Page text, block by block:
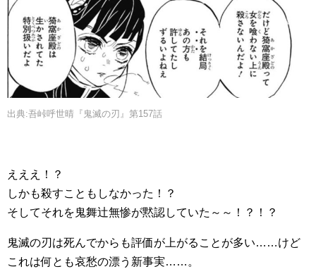
出典:吾峠呼世晴『鬼滅の刃』第157話
えええ！？
しかも殺すこともしなかった！？
そしてそれを鬼舞辻無惨が黙認していた～～！？！？
鬼滅の刃は死んでからも評価が上がることが多い……けど
これは何とも哀愁の漂う新事実……。